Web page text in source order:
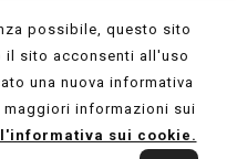
possibile, questo sito
sito acconsenti all'uso
una nuova informativa
informazioni sui
sui cookie.